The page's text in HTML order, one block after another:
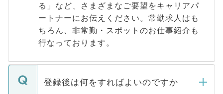
る」など、さまざまなご要望をキャリアパ
ートナーにお伝えください。常勤求人はも
ちろん、非常勤・スポットのお仕事紹介も
行なっております。
登録後は何をすればよいのですか